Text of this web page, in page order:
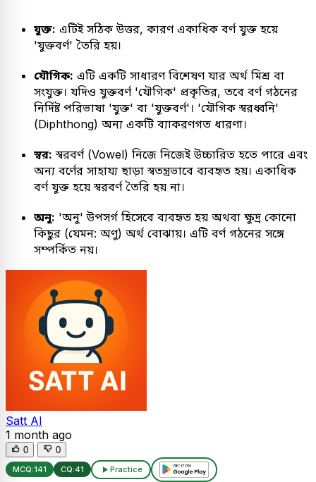
যুক্ত: এটিই সঠিক উত্তর, কারণ একাধিক বর্ণ যুক্ত হয়ে
'যুক্তবর্ণ' তৈরি হয়।
যৌগিক: এটি একটি সাধারণ বিশেষণ যার অর্থ মিশ্র বা
সংযুক্ত। যদিও যুক্তবর্ণ 'যৌগিক' প্রকৃতির, তবে বর্ণ গঠনের
নির্দিষ্ট পরিভাষা 'যুক্ত' বা 'যুক্তবর্ণ'। 'যৌগিক স্বরধ্বনি'
(Diphthong) অন্য একটি ব্যাকরণগত ধারণা।
স্বর: স্বরবর্ণ (Vowel) নিজে নিজেই উচ্চারিত হতে পারে এবং
অন্য বর্ণের সাহায্য ছাড়া স্বতন্ত্রভাবে ব্যবহৃত হয়। একাধিক
বর্ণ যুক্ত হয়ে স্বরবর্ণ তৈরি হয় না।
অনু: 'অনু' উপসর্গ হিসেবে ব্যবহৃত হয় অথবা ক্ষুদ্র কোনো
কিছুর (যেমন: অণু) অর্থ বোঝায়। এটি বর্ণ গঠনের সঙ্গে
সম্পর্কিত নয়।
Satt AI
1 month ago
0 0
MCQ:141 CQ:41 Practice